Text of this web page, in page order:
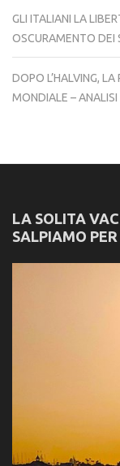
GLI ITALIANI LA
OSCURAMENTO DEI
DOPO L’HALVING,
MONDIALE –
LA SOLITA
SALPIAMO